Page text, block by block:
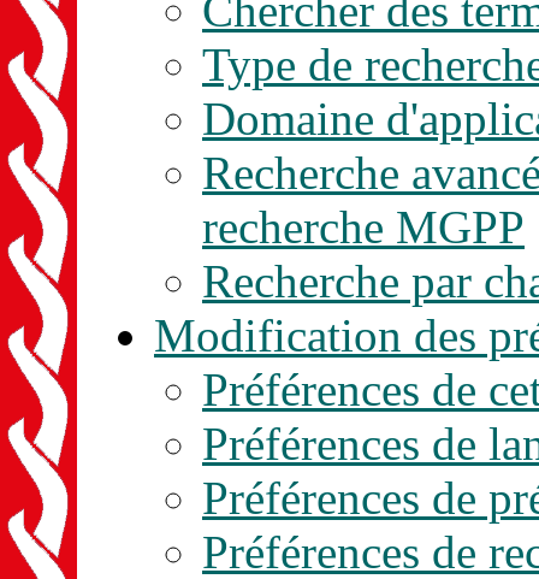
Type de
Domaine
Recherche
recherche MGPP
Recherche par
Modification des
Préférences de
Préférences de
Préférences de
Préférences de